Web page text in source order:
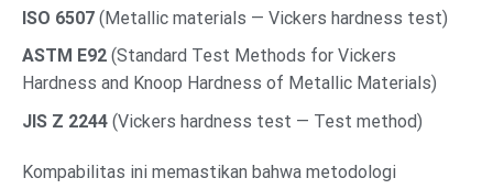
ISO 6507 (Metallic materials — Vickers hardness test)
ASTM E92 (Standard Test Methods for Vickers
Hardness and Knoop Hardness of Metallic Materials)
JIS Z 2244 (Vickers hardness test — Test method)
Kompabilitas ini memastikan bahwa metodologi